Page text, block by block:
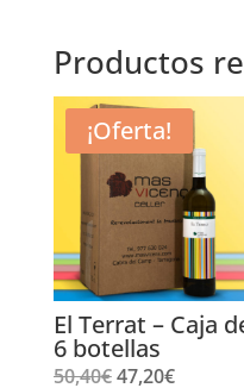
Productos
¡Oferta!
El Terrat – Caja
6 botellas
50,40€El
47,20€El